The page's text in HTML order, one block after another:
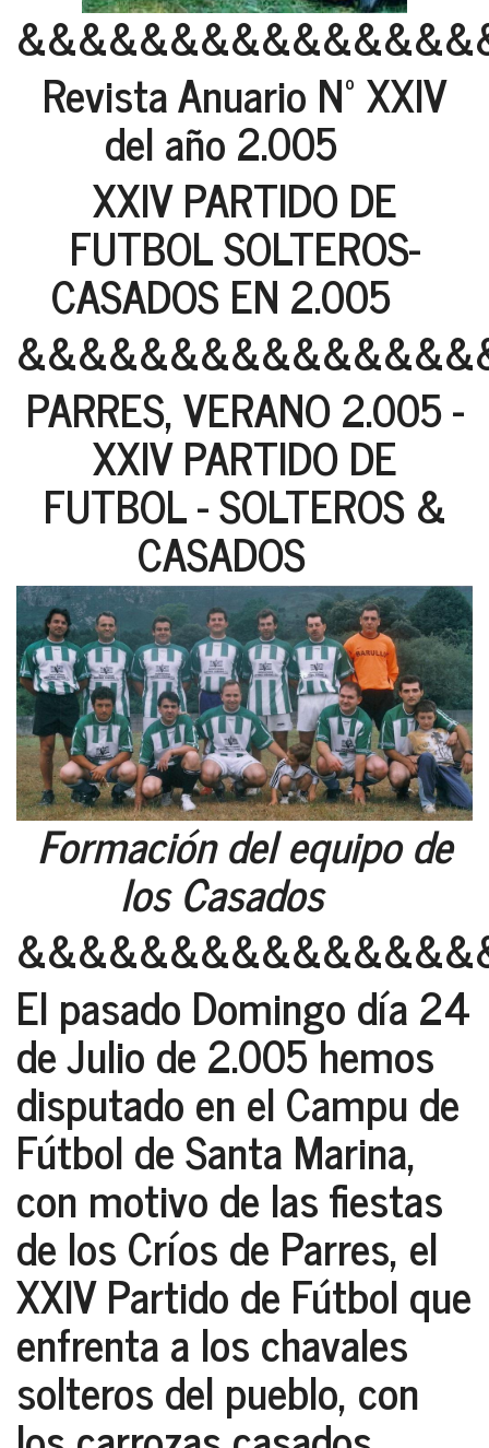
Revista Anuario Nº XXIV
del año 2.005
XXIV PARTIDO DE
FUTBOL SOLTEROS-
CASADOS EN 2.005
PARRES, VERANO 2.005 -
XXIV PARTIDO DE
FUTBOL - SOLTEROS &
CASADOS
Formación del equipo de
los Casados
El pasado Domingo día 24
de Julio de 2.005 hemos
disputado en el Campu de
Fútbol de Santa Marina,
con motivo de las fiestas
de los Críos de Parres, el
XXIV Partido de Fútbol que
enfrenta a los chavales
solteros del pueblo, con